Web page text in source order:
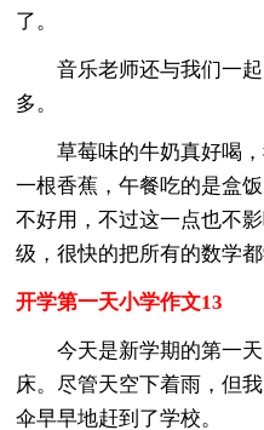
了。
音乐老师还与我们一
多。
草莓味的牛奶真好喝
一根香蕉，午餐吃的是盒
不好用，不过这一点也不
级，很快的把所有的数学都
开学第一天小学作文13
今天是新学期的第一
床。尽管天空下着雨，但
伞早早地赶到了学校。